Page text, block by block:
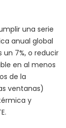
una serie
anual global
7%, o reducir
en al menos
de la
ventanas)
y